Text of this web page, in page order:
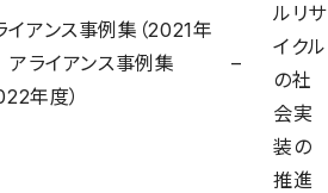
会
ジー
＋
＋
＋
イアンス事例集（2021年
アライアンス事例集
年度）
–
ルリサ
イクル
の社
会実
装の
推進